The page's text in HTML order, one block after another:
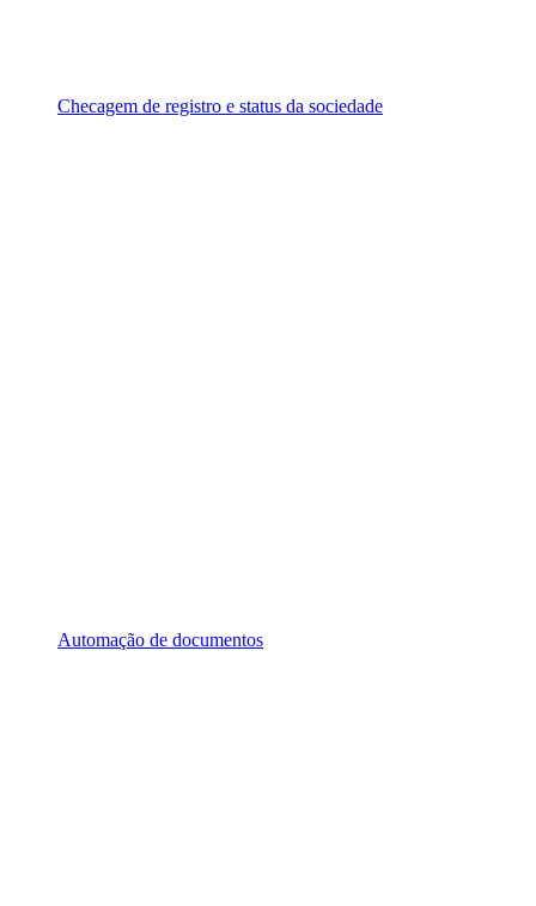
Checagem de registro e status da sociedade
Automação de documentos